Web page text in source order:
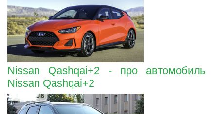
Nissan Qashqai+2 - про автомобиль
Nissan Qashqai+2